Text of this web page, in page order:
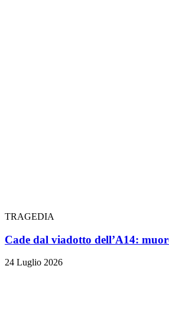
TRAGEDIA
Cade dal viadotto dell’A14:
24 Luglio 2026